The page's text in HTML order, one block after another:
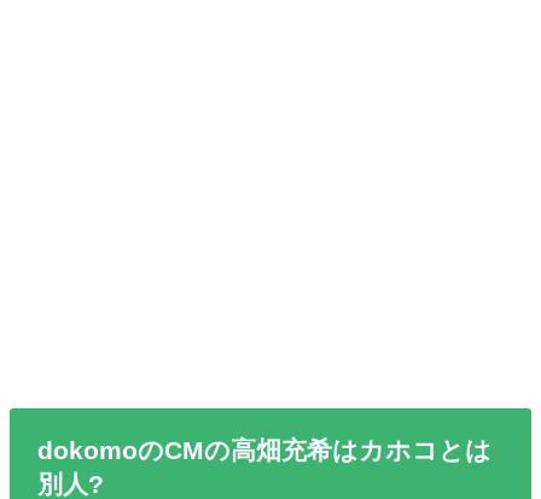
dokomoのCMの高畑充希はカホコとは
別人?